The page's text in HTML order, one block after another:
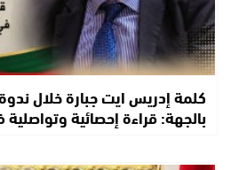
كلمة إدريس ايت جبارة خلال
بالجهة: قراءة إحصائية